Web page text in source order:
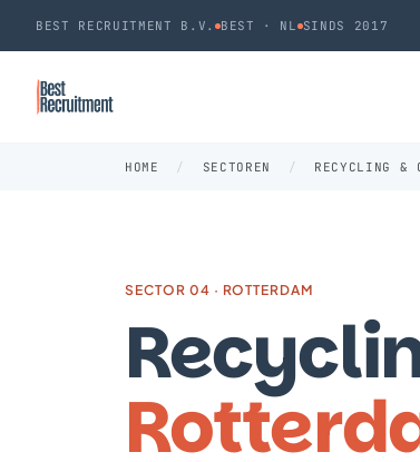
BEST RECRUITMENT B.V. BEST · NL SINDS 2017
HOME / SECTOREN / RECYCLING &
SECTOR 04 · ROTTERDAM